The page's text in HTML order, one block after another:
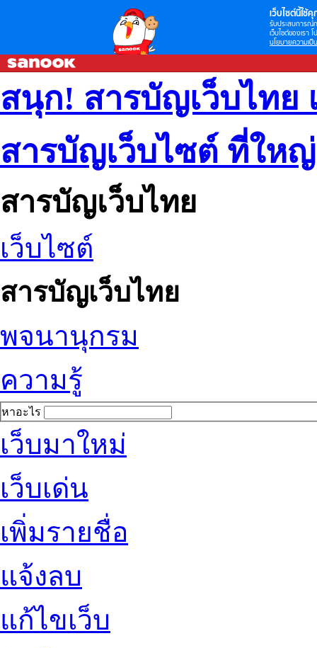
เว็บไซต์นี้ใช้คุ
รับประสบการณ์
เว็บไซต์ของเรา
นโยบายความเป็
สนุก! สารบัญเว็บไทย
สารบัญเว็บไซต์ ที่ให
สารบัญเว็บไทย
เว็บไซต์
สารบัญเว็บไทย
พจนานุกรม
ความรู้
หาอะไร
เว็บมาใหม่
เว็บเด่น
เพิ่มรายชื่อ
แจ้งลบ
แก้ไขเว็บ